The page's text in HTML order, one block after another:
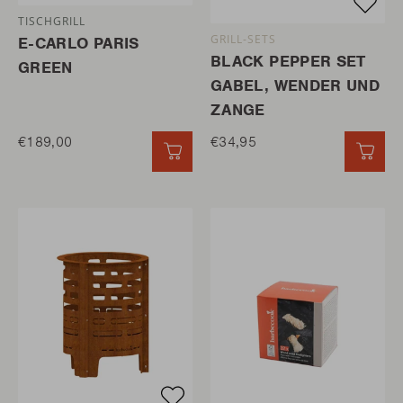
TISCHGRILL
E-CARLO PARIS
GREEN
€189,00
GRILL-SETS
BLACK PEPPER SET
GABEL, WENDER UND
ZANGE
€34,95